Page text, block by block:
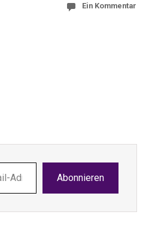
Ein Kommentar
Abonnieren